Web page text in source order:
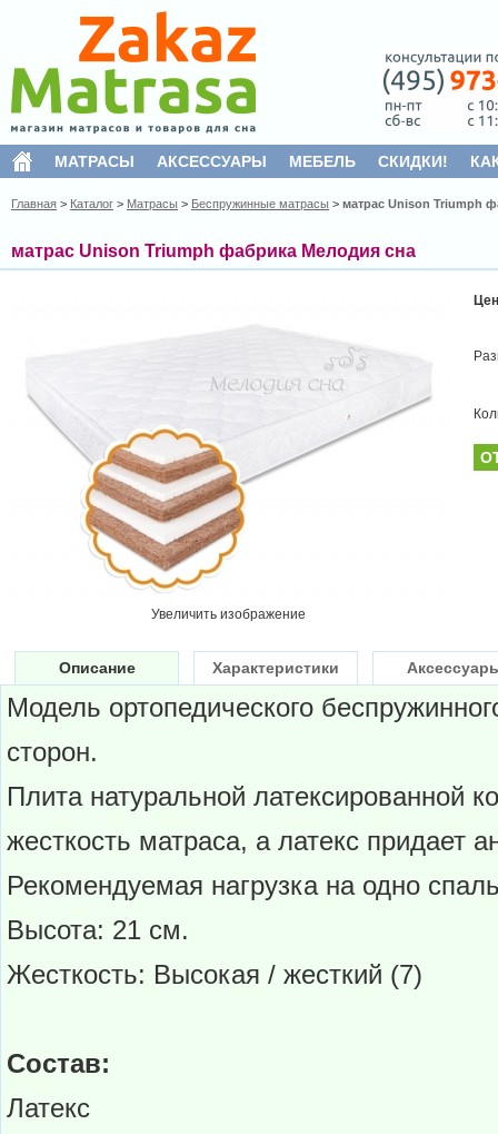
МАТРАСЫ АКСЕССУАРЫ МЕБЕЛЬ СКИДКИ!
Главная > Каталог > Матрасы > Беспружинные матрасы > матрас Unison Triumph
матрас Unison Triumph фабрика Мелодия сна
Увеличить изображение
Описание Характеристики
Модель ортопедического
сторон.
Плита натуральной латексированной
жесткость матраса, а латекс придает
Рекомендуемая нагрузка на одно
Высота: 21 см.
Жесткость: Высокая / жесткий (7)
Состав:
Латекс